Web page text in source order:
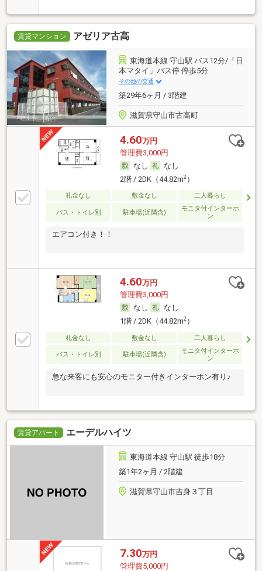
賃貸マンション アゼリア古高
東海道本線 守山駅 バス12分/「日
本マタイ」バス停 停歩5分
その他の交通
築29年6ヶ月 / 3階建
滋賀県守山市古高町
4.60万円
管理費3,000円
なし
なし
2階 / 2DK（44.82m2）
礼金なし 敷金なし 二人暮らし
バス・トイレ別 駐車場(近隣含)
モニタ付インターホ
ン
エアコン付き！！
4.60万円
管理費3,000円
なし
なし
1階 / 2DK（44.82m2）
礼金なし 敷金なし 二人暮らし
バス・トイレ別 駐車場(近隣含)
モニタ付インターホ
ン
急な来客にも安心のモニター付きインターホン有り♪
賃貸アパート エーデルハイツ
東海道本線 守山駅 徒歩18分
築1年2ヶ月 / 2階建
滋賀県守山市吉身３丁目
7.30万円
管理費5,000円